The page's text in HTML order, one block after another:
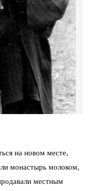
на новом месте,
монастырь молоком,
местным